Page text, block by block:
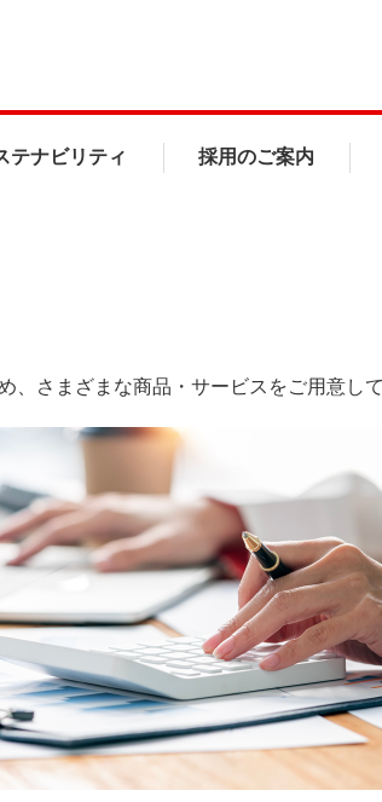
テナビリティ 採用のご案内
さまざまな商品・サービスをご用意して